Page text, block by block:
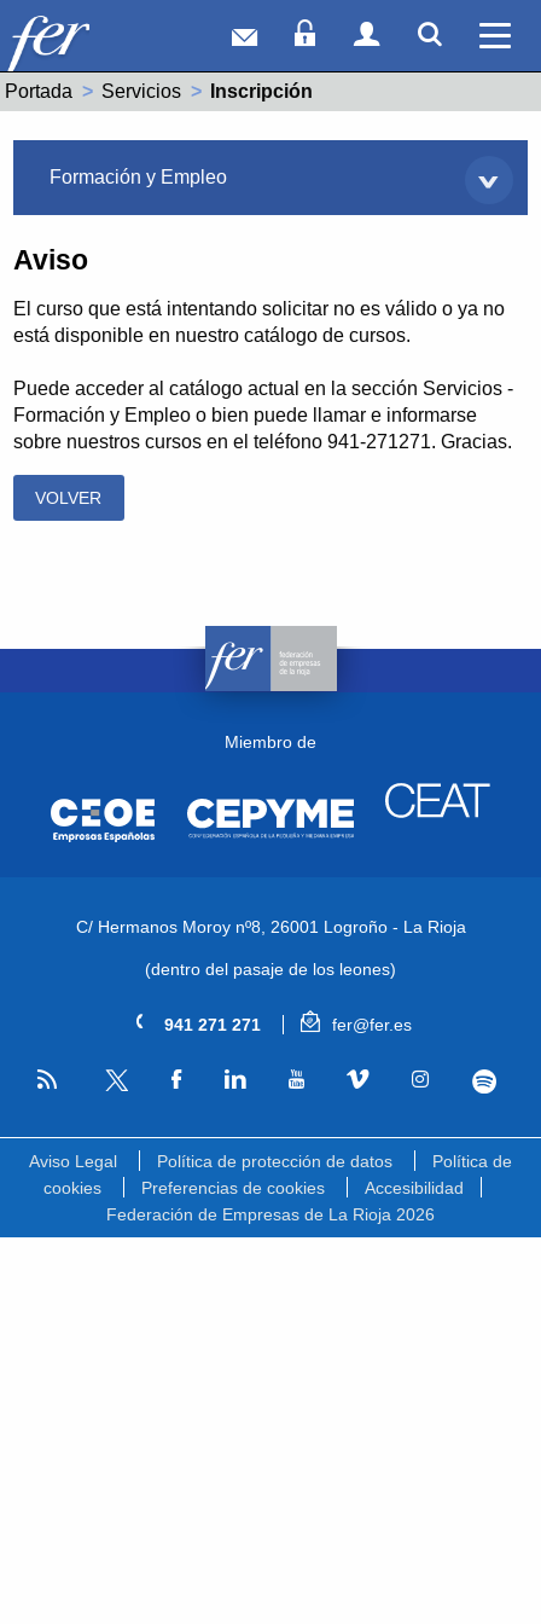
Correo webAcceso Socios
Acceso
Portada Servicios Actual:
Inscripción
Formación y Empleo
Aviso
El curso que está intentando solicitar no es válido o ya no
está disponible en nuestro catálogo de cursos.
Puede acceder al catálogo actual en la sección Servicios -
Formación y Empleo o bien puede llamar e informarse
sobre nuestros cursos en el teléfono 941-271271. Gracias.
VOLVER
Miembro de
C/ Hermanos Moroy nº8, 26001 Logroño - La Rioja
(dentro del pasaje de los leones)
941 271 271 fer@fer.es
RSS
Aviso Legal Política de protección de datos
Política de
cookies
Preferencias de cookies
Accesibilidad
Federación de Empresas de La Rioja 2026